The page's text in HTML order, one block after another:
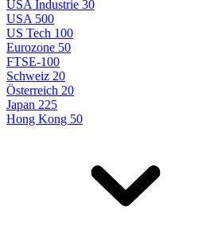
USA Industrie 30
USA 500
US Tech 100
Eurozone 50
FTSE-100
Schweiz 20
Österreich 20
Japan 225
Hong Kong 50